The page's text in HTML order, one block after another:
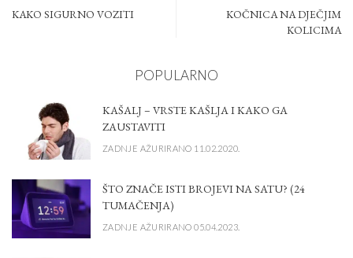
KAKO SIGURNO VOZITI
KOČNICA NA DJEČJIM
KOLICIMA
POPULARNO
KAŠALJ – VRSTE KAŠLJA I KAKO GA
ZAUSTAVITI
ZADNJE AŽURIRANO 11.02.2020.
ŠTO ZNAČE ISTI BROJEVI NA SATU? (24
TUMAČENJA)
ZADNJE AŽURIRANO 05.04.2023.